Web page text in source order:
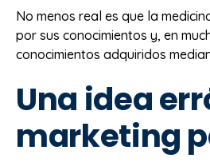
No menos real es que la
por sus conocimientos y, en
conocimientos adquiridos
Una idea
marketing